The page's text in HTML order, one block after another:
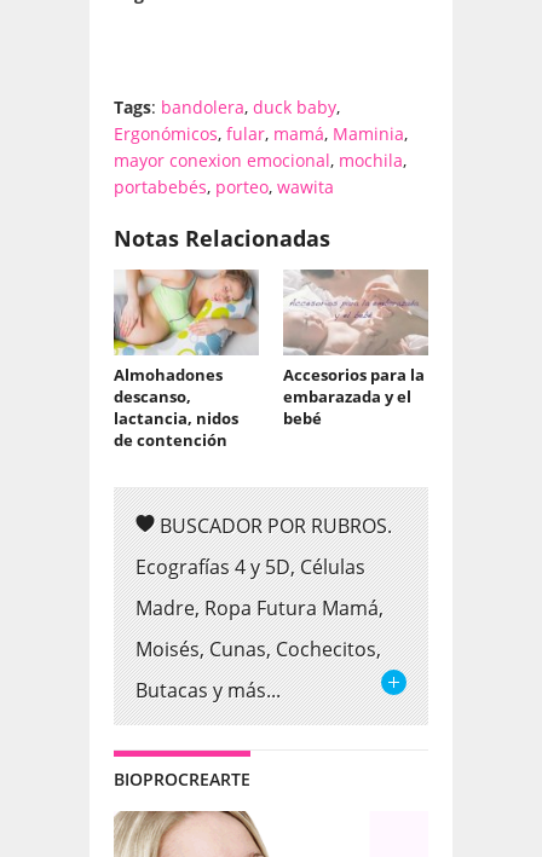
Tags: bandolera, duck baby,
Ergonómicos, fular, mamá, Maminia,
mayor conexion emocional, mochila,
portabebés, porteo, wawita
Notas Relacionadas
Almohadones
descanso,
lactancia, nidos
de contención
Accesorios para la
embarazada y el
bebé
BUSCADOR POR RUBROS.
Ecografías 4 y 5D, Células
Madre, Ropa Futura Mamá,
Moisés, Cunas, Cochecitos,
Butacas y más...
BIOPROCREARTE